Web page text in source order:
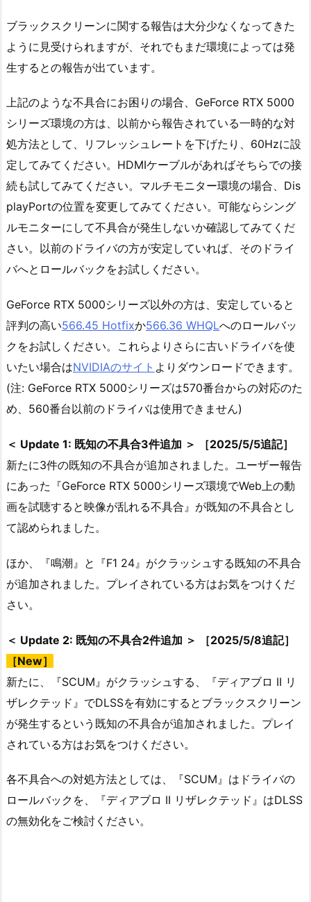
ブラックスクリーンに関する報告は大分少なくなってきた
ように見受けられますが、それでもまだ環境によっては発
生するとの報告が出ています。
上記のような不具合にお困りの場合、GeForce RTX 5000
シリーズ環境の方は、以前から報告されている一時的な対
処方法として、リフレッシュレートを下げたり、60Hzに設
定してみてください。HDMIケーブルがあればそちらでの接
続も試してみてください。マルチモニター環境の場合、Dis
playPortの位置を変更してみてください。可能ならシング
ルモニターにして不具合が発生しないか確認してみてくだ
さい。以前のドライバの方が安定していれば、そのドライ
バへとロールバックをお試しください。
GeForce RTX 5000シリーズ以外の方は、安定していると
評判の高い566.45 Hotfixか566.36 WHQLへのロールバッ
クをお試しください。これらよりさらに古いドライバを使
いたい場合はNVIDIAのサイト よりダウンロードできます。
(注: GeForce RTX 5000シリーズは570番台からの対応のた
め、560番台以前のドライバは使用できません)
＜ Update 1: 既知の不具合3件追加 ＞ ［2025/5/5追記］
新たに3件の既知の不具合が追加されました。ユーザー報告
にあった『GeForce RTX 5000シリーズ環境でWeb上の動
画を試聴すると映像が乱れる不具合』が既知の不具合とし
て認められました。
ほか、『鳴潮』と『F1 24』がクラッシュする既知の不具合
が追加されました。プレイされている方はお気をつけくだ
さい。
＜ Update 2: 既知の不具合2件追加 ＞ ［2025/5/8追記］
［New］
新たに、『SCUM』がクラッシュする、『ディアブロ II リ
ザレクテッド』でDLSSを有効にするとブラックスクリーン
が発生するという既知の不具合が追加されました。プレイ
されている方はお気をつけください。
各不具合への対処方法としては、『SCUM』はドライバの
ロールバックを、『ディアブロ II リザレクテッド』はDLSS
の無効化をご検討ください。